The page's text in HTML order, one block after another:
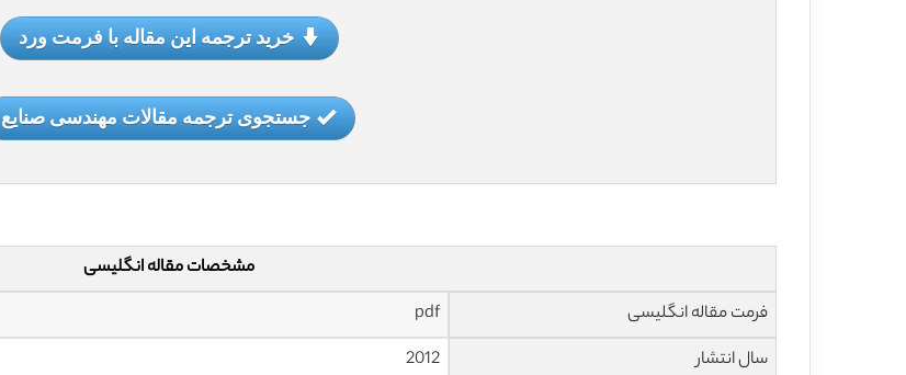
خرید ترجمه این مقاله با فرمت ورد
جستجوی ترجمه مقالات مهندسی صنایع
مشخصات مقاله انگلیسی
فرمت مقاله انگلیسی
pdf
سال انتشار
2012